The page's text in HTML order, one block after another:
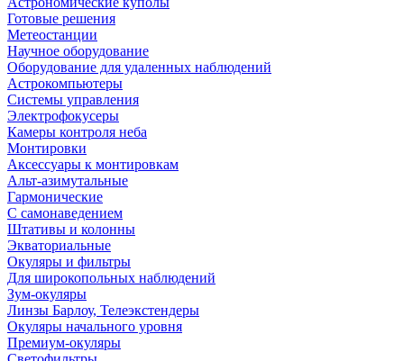
Готовые решения
Метеостанции
Научное оборудование
Оборудование для удаленных наблюдений
Астрокомпьютеры
Системы управления
Электрофокусеры
Камеры контроля неба
Монтировки
Аксессуары к монтировкам
Альт-азимутальные
Гармонические
С самонаведением
Штативы и колонны
Экваториальные
Окуляры и фильтры
Для широкопольных наблюдений
Зум-окуляры
Линзы Барлоу, Телеэкстендеры
Окуляры начального уровня
Премиум-окуляры